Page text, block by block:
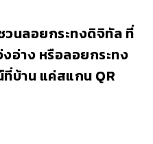
วนลอยกระทงดิจิทัล ที่
อ่าง หรือลอยกระทง
บ้าน แค่สแกน QR